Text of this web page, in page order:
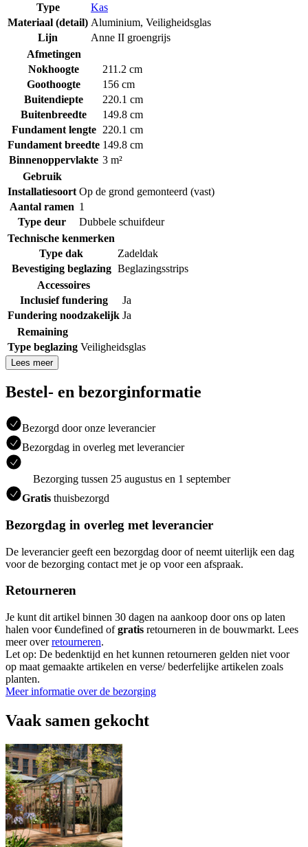
Type
Kas
Materiaal (detail) Aluminium, Veiligheidsglas
Lijn
Anne II groengrijs
Afmetingen
Nokhoogte
211.2 cm
Goothoogte
156 cm
Buitendiepte
220.1 cm
Buitenbreedte
149.8 cm
Fundament lengte
220.1 cm
Fundament breedte 149.8 cm
Binnenoppervlakte 3 m²
Gebruik
Installatiesoort Op de grond gemonteerd (vast)
Aantal ramen 1
Type deur
Dubbele schuifdeur
Technische kenmerken
Type dak
Zadeldak
Bevestiging beglazing Beglazingsstrips
Accessoires
Inclusief fundering
Ja
Fundering noodzakelijk Ja
Remaining
Type beglazing Veiligheidsglas
Lees meer
Bestel- en bezorginformatie
Bezorgd door onze leverancier
Bezorgdag in overleg met leverancier
Bezorging tussen 25 augustus en 1 september
Gratis thuisbezorgd
Bezorgdag in overleg met leverancier
De leverancier geeft een bezorgdag door of neemt uiterlijk een dag
voor de bezorging contact met je op voor een afspraak.
Retourneren
Je kunt dit artikel binnen 30 dagen na aankoop door ons op laten
halen voor €undefined ofgratis retourneren in de bouwmarkt. Lees
meer overretourneren.
Let op: De bedenktijd en het kunnen retourneren gelden niet voor
op maat gemaakte artikelen en verse/ bederfelijke artikelen zoals
planten.
Meer informatie over de bezorging
Vaak samen gekocht